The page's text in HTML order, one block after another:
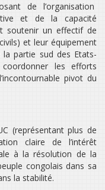
de l’organisation
et de la capacité
soutenir un effectif de
et leur équipement
partie sud des Etats-
les efforts
pivot du
(représentant plus de
claire de l’intérêt
à la résolution de la
congolais dans sa
la stabilité.